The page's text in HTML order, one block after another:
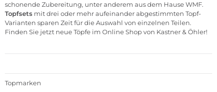
schonende Zubereitung, unter anderem aus dem HauseWMF.
Topfsets mit drei oder mehr aufeinander abgestimmten Topf-
Varianten sparen Zeit für die Auswahl von einzelnen Teilen.
Finden Sie jetzt neue Töpfe im Online Shop von Kastner & Öhler!
Topmarken